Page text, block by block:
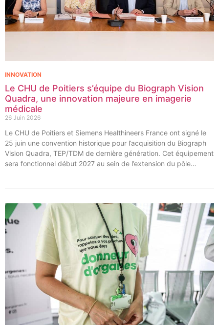
Le CHU de Poitiers s’équipe du Biograph Vision
Quadra, une innovation majeure en imagerie
médicale
26 Juin 2026
INNOVATION
Le CHU de Poitiers et Siemens Healthineers France ont signé le
25 juin une convention historique pour l’acquisition du Biograph
Vision Quadra, TEP/TDM de dernière génération. Cet équipement
sera fonctionnel début 2027 au sein de l’extension du pôle
l’acquisition et l’installation de l’équipement au cœur même du
pôle régional de cancérologie.